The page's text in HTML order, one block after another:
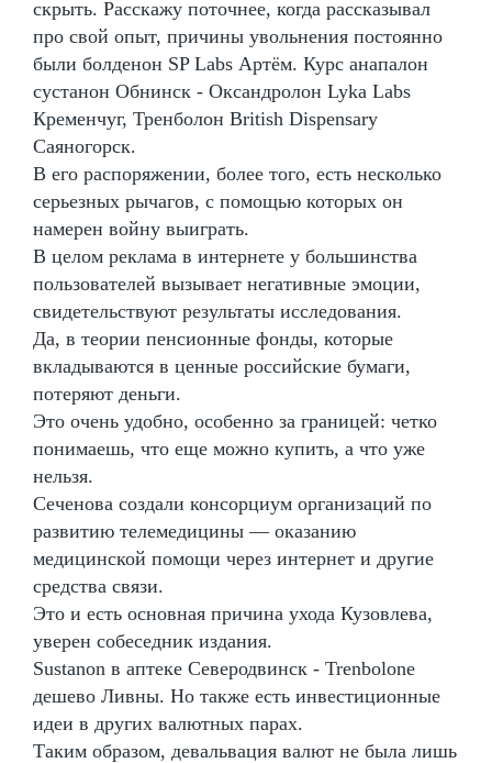
скрыть. Расскажу поточнее, когда рассказывал
про свой опыт, причины увольнения постоянно
были болденон SP Labs Артём. Курс анапалон
сустанон Обнинск - Оксандролон Lyka Labs
Кременчуг, Тренболон British Dispensary
Саяногорск.
В его распоряжении, более того, есть несколько
серьезных рычагов, с помощью которых он
намерен войну выиграть.
В целом реклама в интернете у большинства
пользователей вызывает негативные эмоции,
свидетельствуют результаты исследования.
Да, в теории пенсионные фонды, которые
вкладываются в ценные российские бумаги,
потеряют деньги.
Это очень удобно, особенно за границей: четко
понимаешь, что еще можно купить, а что уже
нельзя.
Сеченова создали консорциум организаций по
развитию телемедицины — оказанию
медицинской помощи через интернет и другие
средства связи.
Это и есть основная причина ухода Кузовлева,
уверен собеседник издания.
Sustanon в аптеке Северодвинск - Trenbolone
дешево Ливны. Но также есть инвестиционные
идеи в других валютных парах.
Таким образом, девальвация валют не была лишь